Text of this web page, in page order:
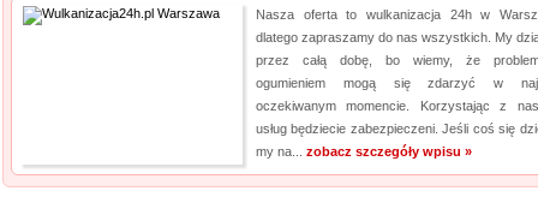
Nasza oferta to wulkanizacja 24h w
dlatego zapraszamy do nas wszystkich. My
przez całą dobę, bo wiemy, że
ogumieniem mogą się zdarzyć w
oczekiwanym momencie. Korzystając z
usług będziecie zabezpieczeni. Jeśli coś się
my na... zobacz szczegóły wpisu »